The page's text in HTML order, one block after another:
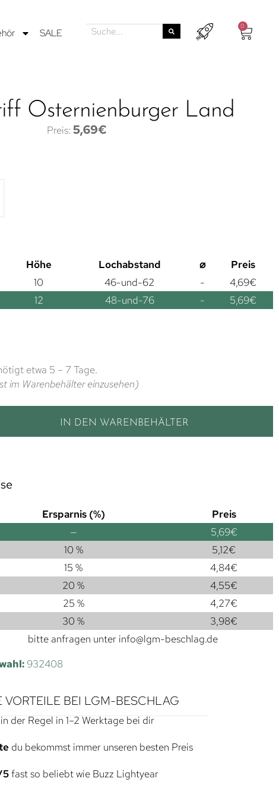
SALE
0
Osternienburger Land
5,69€
Höhe Lochabstand ⌀
Preis
10 46-und-62 - 4,69€
12 48-und-76 - 5,69€
etwa 5 – 7 Tage.
im Warenbehälter einzusehen)
IN DEN WARENBEHÄLTER
Ersparnis (%)
Preis
— 5,69€
10 % 5,12€
15 % 4,84€
20 % 4,55€
25 % 4,27€
30 % 3,98€
bitte anfragen unter info@lgm-beschlag.de
932408
VORTEILE BEI LGM-BESCHLAG
der Regel in 1–2 Werktage bei dir
du bekommst immer unseren besten Preis
5fast so beliebt wie Buzz Lightyear